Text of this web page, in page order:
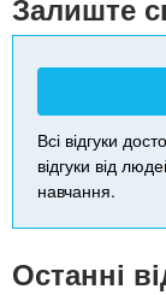
Всі відгуки
відгуки від
навчання.
Останні